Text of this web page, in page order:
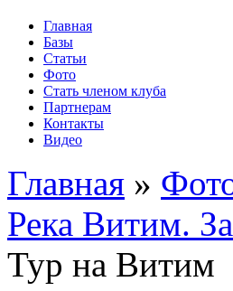
Главная
Базы
Статьи
Фото
Стать членом клуба
Партнерам
Контакты
Видео
Главная »
Река Витим.
Тур на Витим